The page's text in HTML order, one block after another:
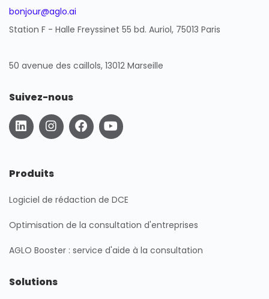
bonjour@aglo.ai
Station F - Halle Freyssinet 55 bd. Auriol, 75013 Paris
50 avenue des caillols, 13012 Marseille
Suivez-nous
L
i
n
e
d
n
I
n
s
a
g
a
F
a
c
k
Y
o
u
Produits
Logiciel de rédaction de DCE
Optimisation de la consultation d'entreprises
AGLO Booster : service d'aide à la consultation
Solutions